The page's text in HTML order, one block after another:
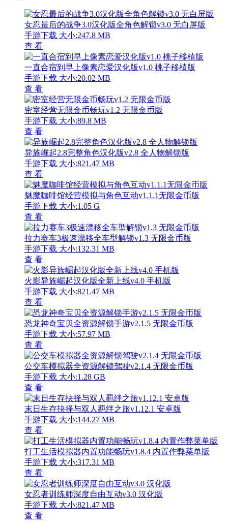
女忍最后的战争3.0汉化版全角色解锁v3.0 无白屏版
手游下载 大小:247.8 MB
查 看
一直合宿到早上像素恋爱汉化版v1.0 桃子移植版
手游下载 大小:20.02 MB
查 看
密室经营无限金币畅玩v1.2 无限金币版
手游下载 大小:89.8 MB
查 看
异族崛起2.8完整角色汉化版v2.8 全人物解锁版
手游下载 大小:821.47 MB
查 看
魅魔咖啡馆经营模拟与角色互动v1.1.1无限金币版
手游下载 大小:1.05 G
查 看
拉力赛车3极速漂移全车型解锁v1.3 无限金币版
手游下载 大小:132.31 MB
查 看
火影异族崛起汉化版全新上线v4.0 手机版
手游下载 大小:821.47 MB
查 看
恐龙神奇宝贝全资源解锁手游v2.1.5 无限金币版
手游下载 大小:57.97 MB
查 看
公交车模拟器全资源解锁驾驶v2.1.4 无限金币版
手游下载 大小:1.28 GB
查 看
末日生存抉择与双人羁绊之旅v1.12.1 安卓版
手游下载 大小:144.27 MB
查 看
打工生活模拟器内置功能畅玩v1.8.4 内置作弊菜单版
手游下载 大小:317.31 MB
查 看
女忍者训练师深度自由互动v3.0 汉化版
手游下载 大小:821.47 MB
查 看